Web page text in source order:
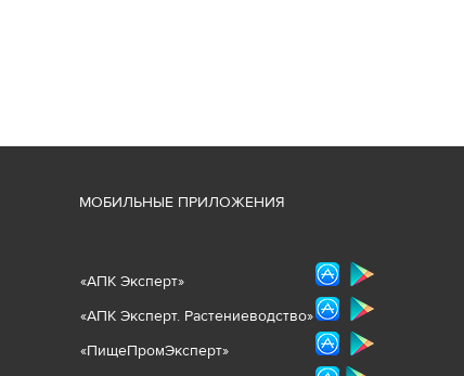
МОБИЛЬНЫЕ ПРИЛОЖЕНИЯ
«АПК Эксперт»
«АПК Эксперт. Растениеводство»
«ПищеПромЭксперт»